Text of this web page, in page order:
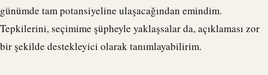
günümde tam potansiyeline ulaşacağından emindim.
Tepkilerini, seçimime şüpheyle yaklaşsalar da, açıklaması zor
bir şekilde destekleyici olarak tanımlayabilirim.